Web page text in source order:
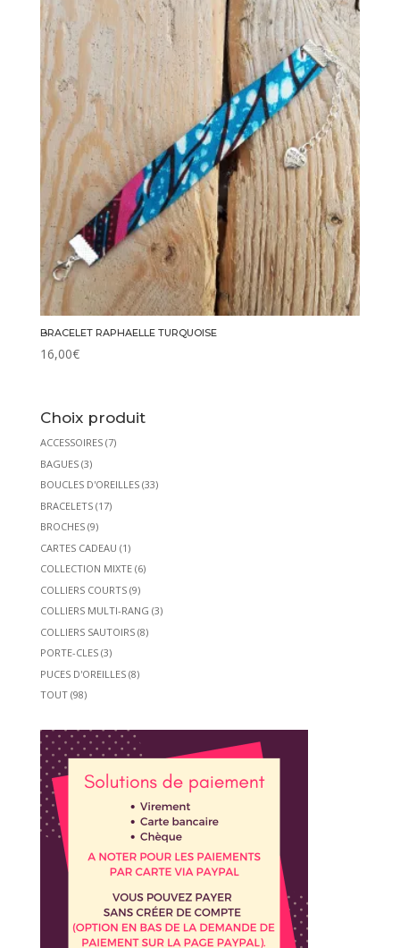
BRACELET RAPHAELLE TURQUOISE
16,00€
Choix produit
ACCESSOIRES (7)
BAGUES (3)
BOUCLES D'OREILLES (33)
BRACELETS (17)
BROCHES (9)
CARTES CADEAU (1)
COLLECTION MIXTE (6)
COLLIERS COURTS (9)
COLLIERS MULTI-RANG (3)
COLLIERS SAUTOIRS (8)
PORTE-CLES (3)
PUCES D'OREILLES (8)
TOUT (98)